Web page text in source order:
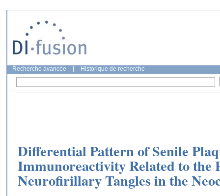
Recherche avancée Historique de recherche
Differential Pattern of Senile
Immunoreactivity Related to the
Neurofirillary Tangles in the